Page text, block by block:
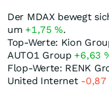
Der MDAX bewegt
um +1,75%.
Top-Werte: Kion
AUTO1 Group +6,63
Flop-Werte: RENK
United Internet -0,87